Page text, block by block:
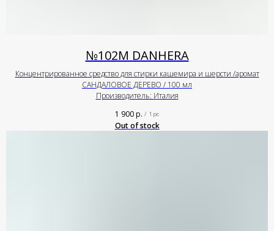
№102М DANHERA
Концентрированное средство для стирки кашемира и шерсти /аромат
САНДАЛОВОЕ ДЕРЕВО / 100 мл
Производитель: Италия
1 900р. / 1 pc
Out of stock